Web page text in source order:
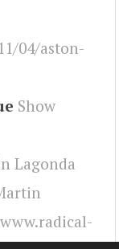
04/aston-
Show
Lagonda
www.radical-